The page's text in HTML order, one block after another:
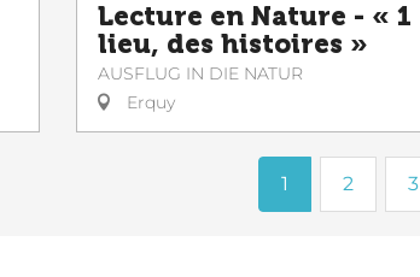
Lecture en Nature - « 1
lieu, des histoires »
AUSFLUG IN DIE NATUR
Erquy
1 2 3